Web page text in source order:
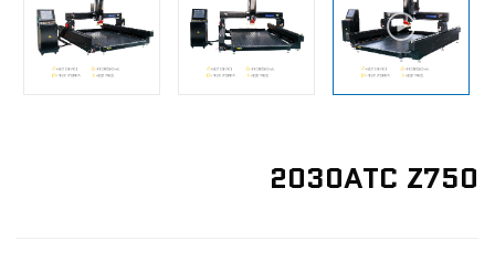
2030ATC Z750